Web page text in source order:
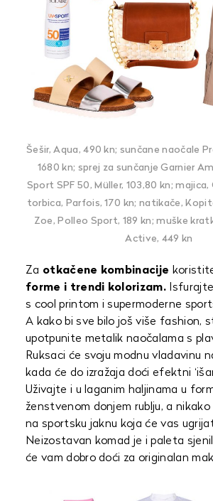
Šešir, Aqua, 490 kn; sunčane naočale
1680 kn; sprej za sunčanje Garnier
Sport SPF 50, Müller, 103,80 kn; majica,
torbica, Parfois, 170 kn; natikače,
Zoe, Polleo Sport, 189 kn; muške
Active, 449 kn
Za otkačene kombinacije
forme i trendi kolorizam.
s cool printom i supermoderne
A kako bi sve bilo još više fashion,
upotpunite metalik naočalama s
Ruksaci će svoju modnu vladavinu
kada će do izražaja doći efektni
Uživajte i u laganim haljinama u
ženstvenom donjem rublju, a
na sportsku jaknu koja će vas
Neizostavan komad je i paleta
će vam dobro doći za originalan